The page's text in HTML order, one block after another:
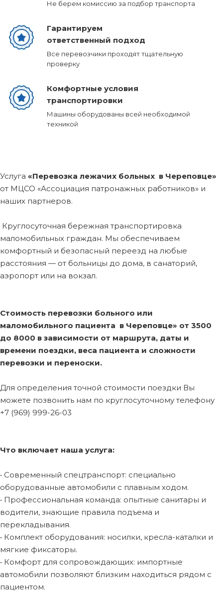
Не берем комиссию за подбор транспорта
Гарантируем
ответственный подход
Все перевозчики проходят тщательную
проверку
Комфортные условия
транспортировки
Машины оборудованы всей необходимой
техникой
Услуга «Перевозка лежачих больных в Череповце»
от МЦСО «Ассоциация патронажных работников» и
наших партнеров.
Круглосуточная бережная транспортировка
маломобильных граждан. Мы обеспечиваем
комфортный и безопасный переезд на любые
расстояния — от больницы до дома, в санаторий,
аэропорт или на вокзал.
Стоимость перевозки больного или
маломобильного пациента в Череповце» от 3500
до 8000 в зависимости от маршрута, даты и
времени поездки, веса пациента и сложности
перевозки и переноски.
Для определения точной стоимости поездки Вы
можете позвонить нам по круглосуточному телефону
+7 (969) 999-26-03
Что включает наша услуга:
• Современный спецтранспорт: специально
оборудованные автомобили с плавным ходом.
• Профессиональная команда: опытные санитары и
водители, знающие правила подъема и
перекладывания.
• Комплект оборудования: носилки, кресла-каталки и
мягкие фиксаторы.
• Комфорт для сопровождающих: импортные
автомобили позволяют близким находиться рядом с
пациентом.